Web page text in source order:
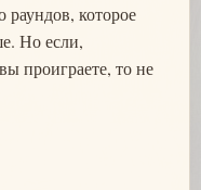
раундов, которое
Но если,
проиграете, то не